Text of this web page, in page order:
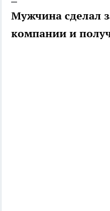
Мужчина сделал
компании и